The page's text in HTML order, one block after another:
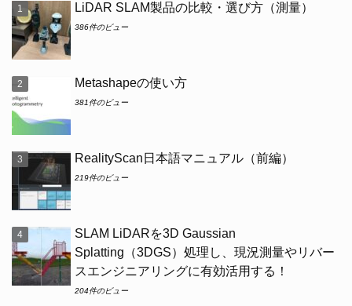
LiDAR SLAM製品の比較・選び方（測量）
386件のビュー
Metashapeの使い方
381件のビュー
RealityScan日本語マニュアル（前編）
219件のビュー
SLAM LiDARを3D Gaussian
Splatting（3DGS）処理し、現況測量やリバー
スエンジニアリングに有効活用する！
204件のビュー